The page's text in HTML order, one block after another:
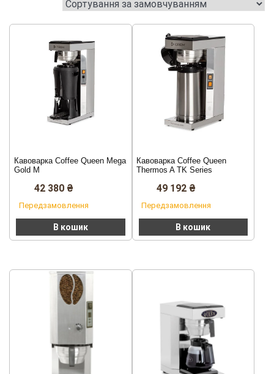
Кавоварка Coffee Queen Mega
Gold M
42 380 ₴
Передзамовлення
В кошик
Кавоварка Coffee Queen
Thermos A TK Series
49 192 ₴
Передзамовлення
В кошик